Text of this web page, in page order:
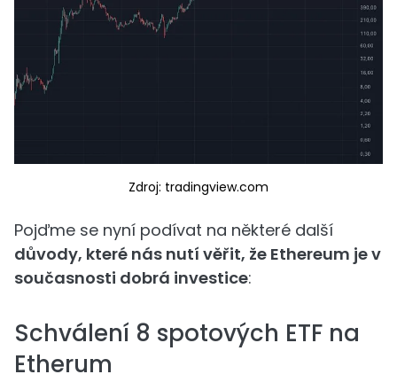
Zdroj: tradingview.com
Pojďme se nyní podívat na některé další
důvody, které nás nutí věřit, že Ethereum je v
současnosti dobrá investice:
Schválení 8 spotových ETF na
Etherum